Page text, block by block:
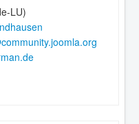
LU)